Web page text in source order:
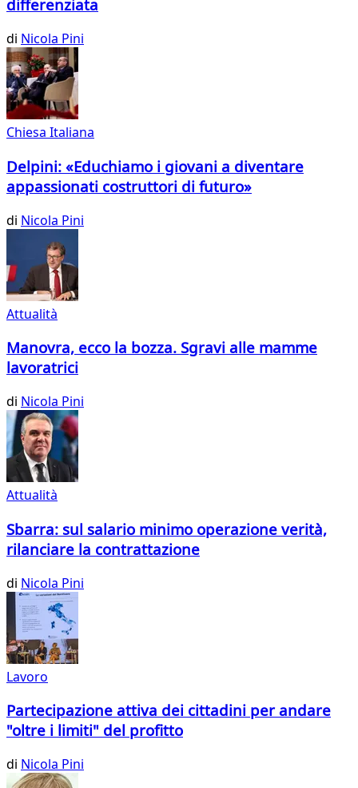
differenziata
di Nicola Pini
Chiesa Italiana
Delpini: «Educhiamo i giovani a diventare
appassionati costruttori di futuro»
di Nicola Pini
Attualità
Manovra, ecco la bozza. Sgravi alle mamme
lavoratrici
di Nicola Pini
Attualità
Sbarra: sul salario minimo operazione verità,
rilanciare la contrattazione
di Nicola Pini
Lavoro
Partecipazione attiva dei cittadini per andare
"oltre i limiti" del profitto
di Nicola Pini